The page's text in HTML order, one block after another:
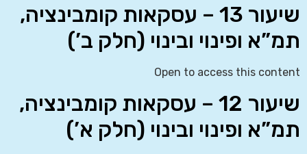
שיעור 13 – עסקאות קומבינציה,
תמ”א ופינוי ובינוי (חלק ב’)
Open to access this content
שיעור 12 – עסקאות קומבינציה,
תמ”א ופינוי ובינוי (חלק א’)